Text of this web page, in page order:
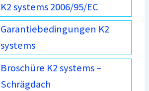
K2 systems 2006/95/EC
Garantiebedingungen K2
systems
Broschüre K2 systems –
Schrägdach